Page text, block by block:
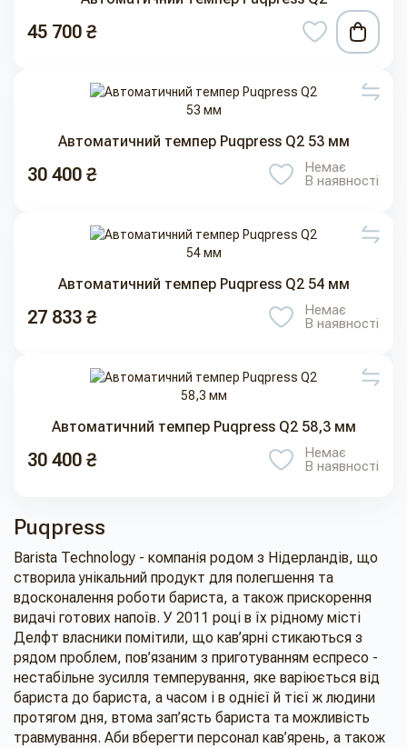
45 700 ₴
Автоматичний темпер Puqpress Q2 53 мм
30 400 ₴
Немає
В наявності
Автоматичний темпер Puqpress Q2 54 мм
27 833 ₴
Немає
В наявності
Автоматичний темпер Puqpress Q2 58,3 мм
30 400 ₴
Немає
В наявності
Puqpress
Barista Technology - компанія родом з Нідерландів, що
створила унікальний продукт для полегшення та
вдосконалення роботи бариста, а також прискорення
видачі готових напоїв. У 2011 році в їх рідному місті
Делфт власники помітили, що кав’ярні стикаються з
рядом проблем, пов’язаним з приготуванням еспресо -
нестабільне зусилля темперування, яке варіюється від
бариста до бариста, а часом і в однієї й тієї ж людини
протягом дня, втома зап’ясть бариста та можливість
травмування. Аби вберегти персонал кав’ярень, а також